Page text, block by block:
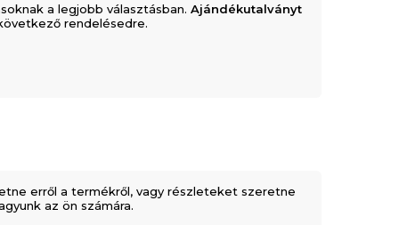
a legjobb választásban.Ajándékutalványt
rendelésedre.
erről a termékről, vagy részleteket szeretne
az ön számára.